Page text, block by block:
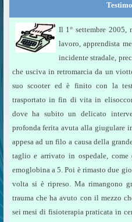
Il 1° settembre
lavoro, apprendista
incidente stradale,
che usciva in retromarcia da un
suo scooter ed è finito con la
trasportato in fin di vita in
dove ha subito un delicato
profonda ferita avuta alla giugulare
appesa ad un filo a causa della
taglio e arrivato in ospedale,
emoglobina a 5. Poi è rimasto due
volta si è ripreso. Ma rimangono
trauma che ha avuto con il mezzo
sei mesi di fisioterapia praticata in